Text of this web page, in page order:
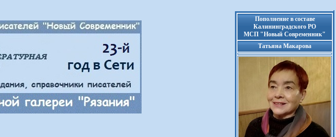
Пополнение в составе
Калининградского РО
МСП "Новый Современник"
Татьяна Макарова